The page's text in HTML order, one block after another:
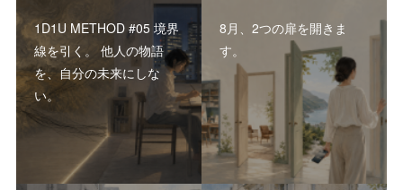
1D1U METHOD #05 境界
線を引く。 他人の物語
を、自分の未来にしな
い。
8月、2つの扉を開きま
す。